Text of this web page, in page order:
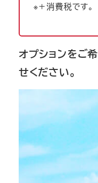
※＋消費税です。
オプションをご
せください。